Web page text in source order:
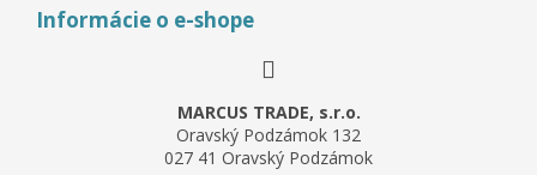
Informácie o e-shope
MARCUS TRADE, s.r.o.
Oravský Podzámok 132
027 41 Oravský Podzámok